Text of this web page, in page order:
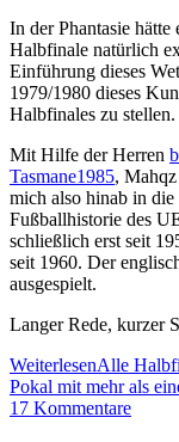
In der Phantasie
Halbfinale natürlich
Einführung dieses
1979/1980 dieses
Halbfinales zu stellen.
Mit Hilfe der Herren
Tasmane1985,
mich also hinab in
Fußballhistorie des
schließlich erst seit
seit 1960. Der
ausgespielt.
Langer Rede, kurzer
WeiterlesenAlle
Pokal mit mehr als
17 Kommentare